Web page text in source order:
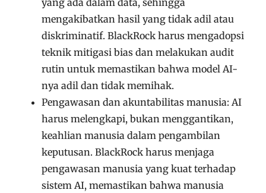
mengakibatkan hasil yang tidak adil atau
diskriminatif. BlackRock harus mengadopsi
teknik mitigasi bias dan melakukan audit
rutin untuk memastikan bahwa model AI-
nya adil dan tidak memihak.
Pengawasan dan akuntabilitas manusia: AI
harus melengkapi, bukan menggantikan,
keahlian manusia dalam pengambilan
keputusan. BlackRock harus menjaga
pengawasan manusia yang kuat terhadap
sistem AI, memastikan bahwa manusia